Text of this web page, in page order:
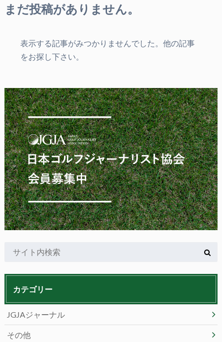
まだ投稿がありません。
表示する記事がみつかりませんでした。他の記事
をお探し下さい。
カテゴリー
JGJAジャーナル
その他